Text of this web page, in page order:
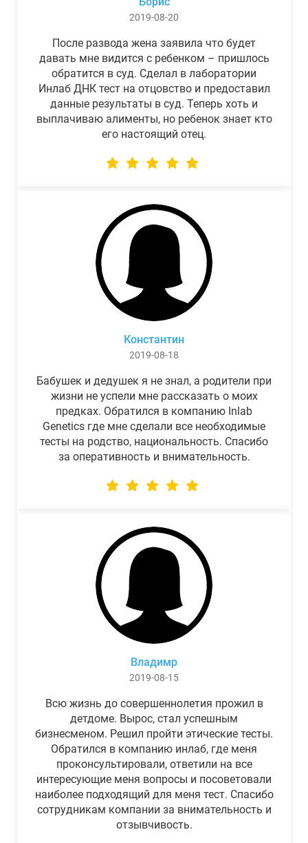
2019-08-20
После развода жена заявила что будет
давать мне видится с ребенком – пришлось
обратится в суд. Сделал в лаборатории
Инлаб ДНК тест на отцовство и предоставил
данные результаты в суд. Теперь хоть и
выплачиваю алименты, но ребенок знает кто
его настоящий отец.
Константин
2019-08-18
Бабушек и дедушек я не знал, а родители при
жизни не успели мне рассказать о моих
предках. Обратился в компанию Inlab
Genetics где мне сделали все необходимые
тесты на родство, национальность. Спасибо
за оперативность и внимательность.
Владимр
2019-08-15
Всю жизнь до совершеннолетия прожил в
детдоме. Вырос, стал успешным
бизнесменом. Решил пройти этические тесты.
Обратился в компанию инлаб, где меня
проконсультировали, ответили на все
интересующие меня вопросы и посоветовали
наиболее подходящий для меня тест. Спасибо
сотрудникам компании за внимательность и
отзывчивость.